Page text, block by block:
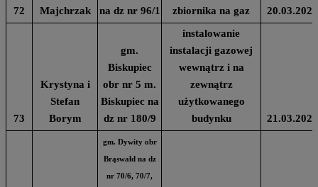
72
Majchrzak
na dz nr 96/1
zbiornika na gaz
20.03.2024
73
Krystyna i
Stefan
Borym
gm.
Biskupiec
obr nr 5 m.
Biskupiec na
dz nr 180/9
instalowanie
instalacji gazowej
wewnątrz i na
zewnątrz
użytkowanego
budynku
21.03.2024
gm. Dywity obr
Brąswałd na dz
nr 70/6, 70/7,